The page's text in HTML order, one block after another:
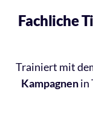
Fachliche
Trainiert mit
Kampagnenin